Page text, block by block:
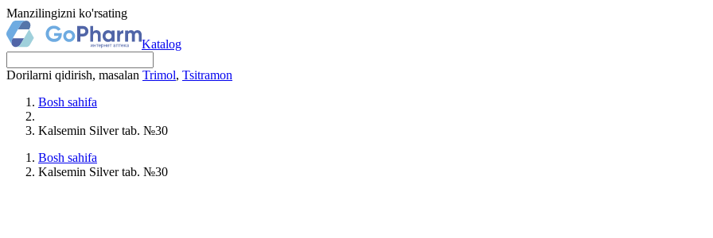
Manzilingizni ko'rsating
Katalog
Dorilarni qidirish, masalan Trimol, Tsitramon
Bosh sahifa
Kalsemin Silver tab. №30
Bosh sahifa
Kalsemin Silver tab. №30